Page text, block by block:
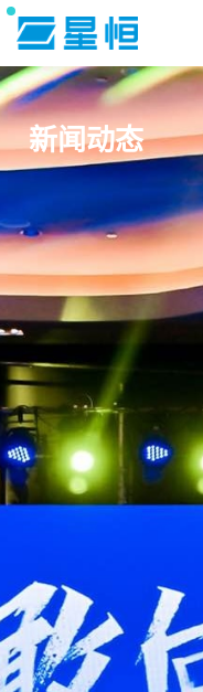
新闻动态